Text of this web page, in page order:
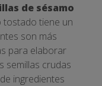
de sésamo
tostado tiene un
son más
para elaborar
semillas crudas
ingredientes